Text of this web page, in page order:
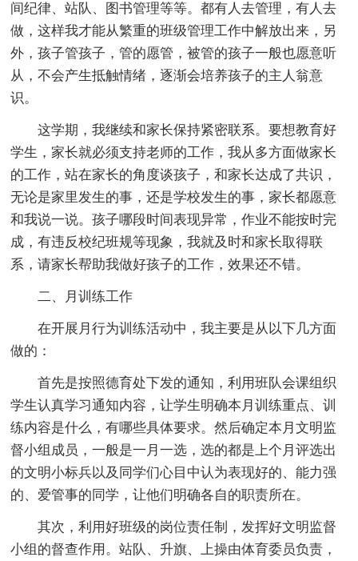
间纪律、站队、图书管理等等。都有人去管理，有人去
做，这样我才能从繁重的班级管理工作中解放出来，另
外，孩子管孩子，管的愿管，被管的孩子一般也愿意听
从，不会产生抵触情绪，逐渐会培养孩子的主人翁意
识。
这学期，我继续和家长保持紧密联系。要想教育好
学生，家长就必须支持老师的工作，我从多方面做家长
的工作，站在家长的角度谈孩子，和家长达成了共识，
无论是家里发生的事，还是学校发生的事，家长都愿意
和我说一说。孩子哪段时间表现异常，作业不能按时完
成，有违反校纪班规等现象，我就及时和家长取得联
系，请家长帮助我做好孩子的工作，效果还不错。
二、月训练工作
在开展月行为训练活动中，我主要是从以下几方面
做的：
首先是按照德育处下发的通知，利用班队会课组织
学生认真学习通知内容，让学生明确本月训练重点、训
练内容是什么，有哪些具体要求。然后确定本月文明监
督小组成员，一般是一月一选，选的都是上个月评选出
的文明小标兵以及同学们心目中认为表现好的、能力强
的、爱管事的同学，让他们明确各自的职责所在。
其次，利用好班级的岗位责任制，发挥好文明监督
小组的督查作用。站队、升旗、上操由体育委员负责，